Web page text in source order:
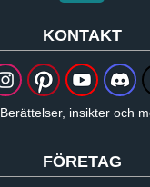
KONTAKT
Berättelser, insikter och
FÖRETAG